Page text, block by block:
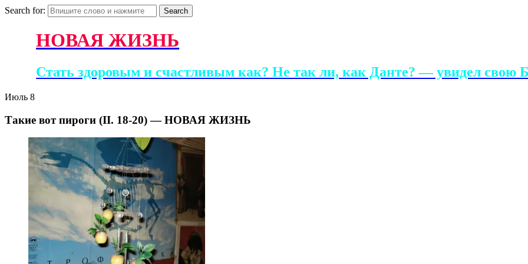
Search for:
НОВАЯ ЖИЗНЬ
Стать здоровым и счастливым как? Не так ли, как Данте? — увидел свою
Июль 8
Такие вот пироги (II. 18-20) — НОВАЯ ЖИЗНЬ